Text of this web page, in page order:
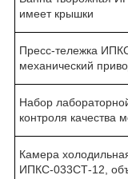
имеет крышки
Пресс-тележка
механический
Набор
контроля качества
Камера
ИПКС-033СТ-12,